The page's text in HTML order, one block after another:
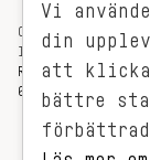
OXENSTIERNSGATAN
114 27 STOCKHOLM
08-799 62 01
Vi
din
att klicka
bättre
förbättrad